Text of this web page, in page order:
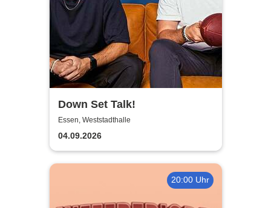
Down Set Talk!
Essen, Weststadthalle
04.09.2026
20:00 Uhr